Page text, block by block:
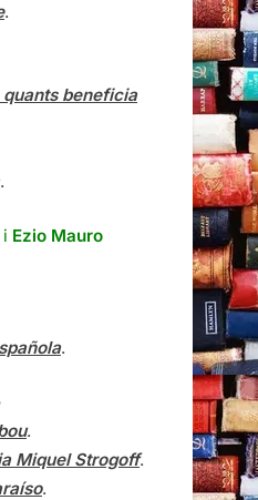
.
quants beneficia
.
i Ezio Mauro
.
.
Miquel Strogoff.
.